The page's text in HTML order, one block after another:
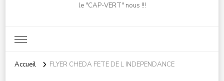
le "CAP-VERT" nous !!!
Accueil FLYER CHEDA FETE DE L INDEPENDANCE